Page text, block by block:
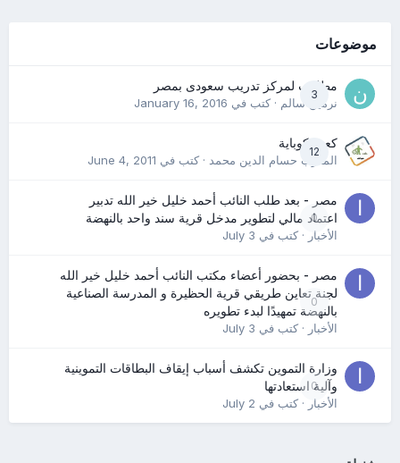
موضوعات
3
مطلوب لمركز تدريب سعودى بمصر
نرمين سالم· كتب في January 16, 2016
12
كعب كوباية
المدرب حسام الدين محمد· كتب في June 4, 2011
0
مصر - بعد طلب النائب أحمد خليل خير الله تدبير
اعتماد مالي لتطوير مدخل قرية سند واحد بالنهضة
الأخبار· كتب في July 3
0
مصر - بحضور أعضاء مكتب النائب أحمد خليل خير الله
لجنة تعاين طريقي قرية الحظيرة و المدرسة الصناعية
بالنهضة تمهيدًا لبدء تطويره
الأخبار· كتب في July 3
0
وزارة التموين تكشف أسباب إيقاف البطاقات التموينية
وآلية استعادتها
الأخبار· كتب في July 2